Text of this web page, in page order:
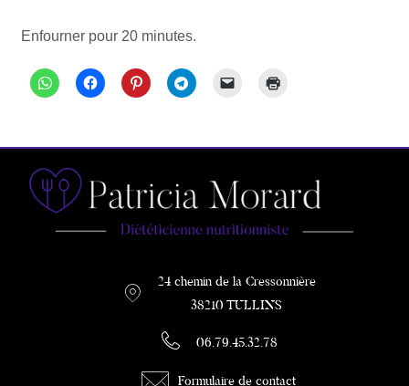
Enfourner pour 20 minutes.
24 chemin de la Cressonnière
38210 TULLINS
06.79.45.32.78
Formulaire de contact